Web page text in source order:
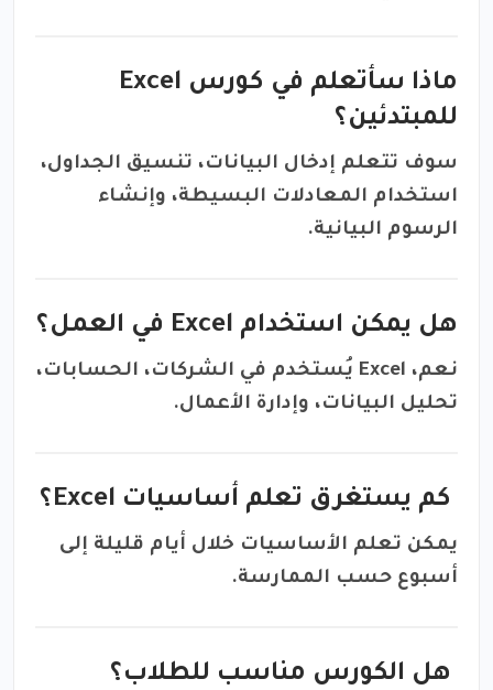
ماذا سأتعلم في كورس Excel
للمبتدئين؟
سوف تتعلم إدخال البيانات، تنسيق الجداول،
استخدام المعادلات البسيطة، وإنشاء
الرسوم البيانية.
هل يمكن استخدام Excel في العمل؟
نعم، Excel يُستخدم في الشركات، الحسابات،
تحليل البيانات، وإدارة الأعمال.
كم يستغرق تعلم أساسيات Excel؟
يمكن تعلم الأساسيات خلال أيام قليلة إلى
أسبوع حسب الممارسة.
هل الكورس مناسب للطلاب؟